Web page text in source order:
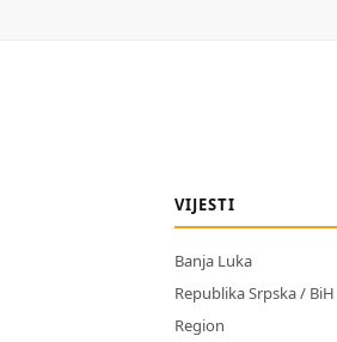
VIJESTI
Banja Luka
Republika Srpska / BiH
Region